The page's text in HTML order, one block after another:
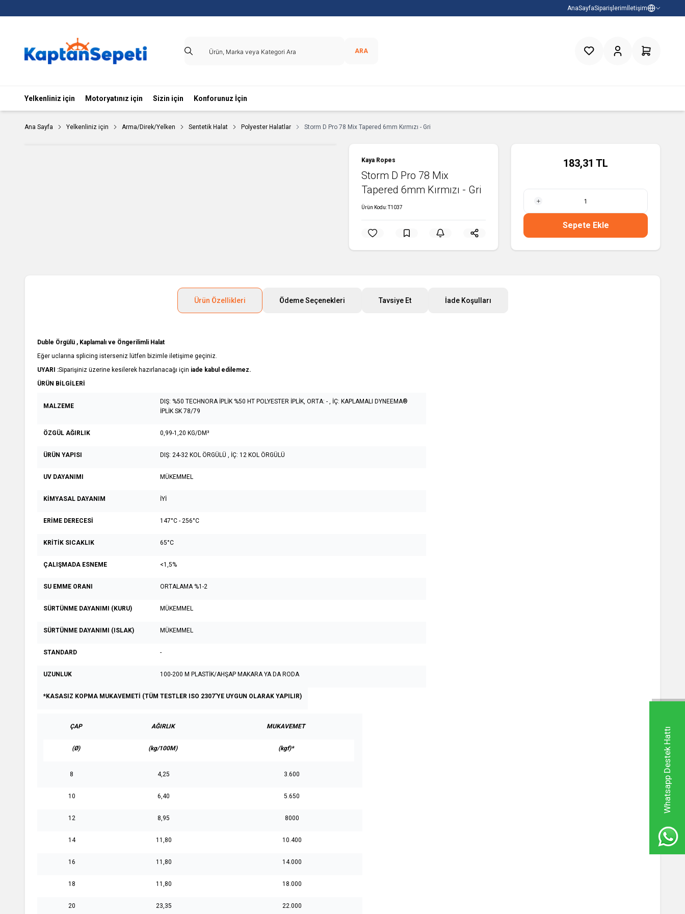
Whatsapp Destek Hattı
AnaSayfaSiparişlerimİletişim
ARA FavorilerimHesabım Sepetim
Yelkenliniz için Motoryatınız için Sizin için Konforunuz İçin
Ana Sayfa Yelkenliniz için Arma/Direk/Yelken Sentetik Halat Polyester Halatlar Storm D Pro 78 Mix Tapered 6mm Kırmızı - Gri
Kaya Ropes
Storm D Pro 78 Mix
Tapered 6mm Kırmızı - Gri
Ürün Kodu:T1037
183,31 TL
1 Metre
Sepete Ekle
Ürün Özellikleri Ödeme Seçenekleri Tavsiye Et İade Koşulları
Duble Örgülü , Kaplamalı ve Öngerilimli Halat
Eğer uclarına splicing isterseniz lütfen bizimle iletişime geçiniz.
UYARI :Siparişiniz üzerine kesilerek hazırlanacağı için iade kabul edilemez.
ÜRÜN BİLGİLERİ
MALZEME
DIŞ: %50 TECHNORA İPLİK %50 HT POLYESTER İPLİK, ORTA: - , İÇ: KAPLAMALI DYNEEMA®
İPLİK SK 78/79
ÖZGÜL AĞIRLIK 0,99-1,20 KG/DM³
ÜRÜN YAPISI DIŞ: 24-32 KOL ÖRGÜLÜ , İÇ: 12 KOL ÖRGÜLÜ
UV DAYANIMI MÜKEMMEL
KİMYASAL DAYANIM İYİ
ERİME DERECESİ 147°C - 256°C
KRİTİK SICAKLIK 65°C
ÇALIŞMADA ESNEME <1,5%
SU EMME ORANI ORTALAMA %1-2
SÜRTÜNME DAYANIMI (KURU) MÜKEMMEL
SÜRTÜNME DAYANIMI (ISLAK) MÜKEMMEL
STANDARD -
UZUNLUK 100-200 M PLASTİK/AHŞAP MAKARA YA DA RODA
*KASASIZ KOPMA MUKAVEMETİ (TÜM TESTLER ISO 2307'YE UYGUN OLARAK YAPILIR)
ÇAP AĞIRLIK MUKAVEMET
(Ø) (kg/100M) (kgf)*
8 4,25 3.600
10 6,40 5.650
12 8,95 8000
14 11,80 10.400
16 11,80 14.000
18 11,80 18.000
20 23,35 22.000